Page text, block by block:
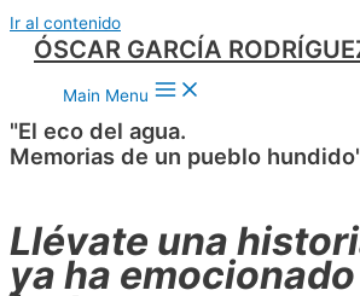
Ir al contenido
ÓSCAR GARCÍA
Main Menu
"El eco del agua.
Memorias de un pueblo
Llévate una
ya ha emocionado